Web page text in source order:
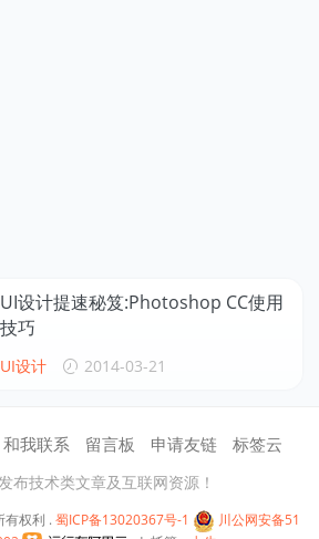
UI设计提速秘笈:Photoshop CC使用
技巧
UI设计 2014-03-21
和我联系 留言板 申请友链 标签云
布技术类文章及互联网资源！
有权利 . 蜀ICP备13020367号-1
川公网安备51